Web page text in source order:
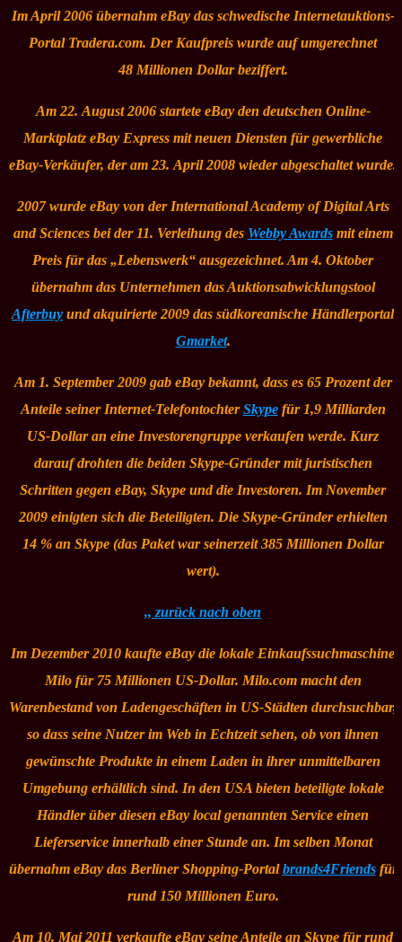
Im April 2006 übernahm eBay das schwedische Internetauktions-
Portal Tradera.com. Der Kaufpreis wurde auf umgerechnet
48 Millionen Dollar beziffert.
Am 22. August 2006 startete eBay den deutschen Online-
MarktplatzeBay Express mit neuen Diensten für gewerbliche
eBay-Verkäufer, der am 23. April 2008 wieder abgeschaltet wurde.
2007 wurde eBay von der International Academy of Digital Arts
and Sciencesbei der 11. Verleihung des Webby Awardsmit einem
Preis für das „Lebenswerk“ ausgezeichnet. Am 4. Oktober
übernahm das Unternehmen das Auktionsabwicklungstool
Afterbuy und akquirierte 2009 das südkoreanische Händlerportal
Gmarket.
Am 1. September 2009 gab eBay bekannt, dass es 65 Prozent der
Anteile seiner Internet-TelefontochterSkypefür 1,9 Milliarden
US-Dollar an eine Investorengruppe verkaufen werde. Kurz
darauf drohten die beiden Skype-Gründer mit juristischen
Schritten gegen eBay, Skype und die Investoren. Im November
2009 einigten sich die Beteiligten. Die Skype-Gründer erhielten
14 % an Skype (das Paket war seinerzeit 385 Millionen Dollar
wert).
,, zurück nach oben
Im Dezember 2010 kaufte eBay die lokale Einkaufssuchmaschine
Milo für 75 Millionen US-Dollar. Milo.com macht den
Warenbestand von Ladengeschäften in US-Städten durchsuchbar,
so dass seine Nutzer im Web in Echtzeit sehen, ob von ihnen
gewünschte Produkte in einem Laden in ihrer unmittelbaren
Umgebung erhältlich sind. In den USA bieten beteiligte lokale
Händler über dieseneBay localgenannten Service einen
Lieferservice innerhalb einer Stunde an. Im selben Monat
übernahm eBay das Berliner Shopping-Portalbrands4Friendsfür
rund 150 Millionen Euro.
Am 10. Mai 2011 verkaufte eBay seine Anteile an Skype für rund